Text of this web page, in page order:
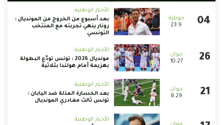
23:9
الأخبار الوطنية
بعد أسبوع من الخروج من المونديال :
رونار ينهي تجربته مع المنتخب
التونسي
10:27
الأخبار الوطنية
مونديال 2026 : تونس تودّع البطولة
بهزيمة أمام هولندا بثلاثية
8:29
الأخبار الوطنية
بعد الخسارة المذلة ضد اليابان :
تونس ثالث مغادري المونديال
الأخبار الوطنية